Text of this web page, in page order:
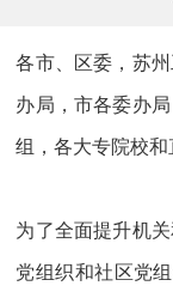
各市、区委，苏
办局，市各委办
组，各大专院校和
为了全面提升机
党组织和社区党